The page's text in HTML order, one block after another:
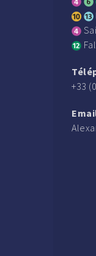
+33